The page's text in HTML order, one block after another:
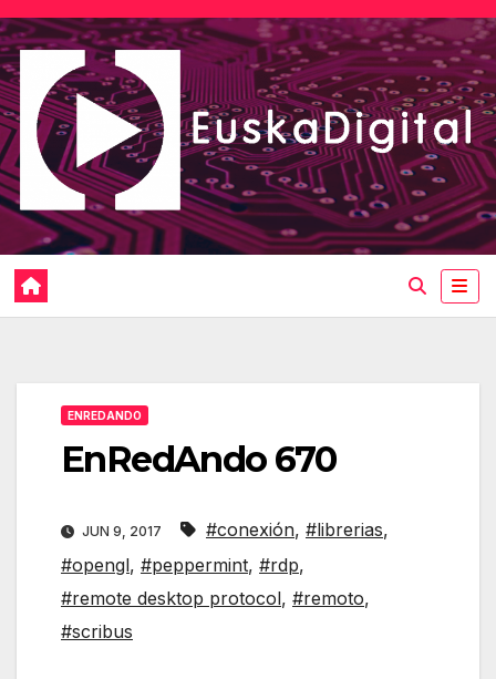
Saltar
al
contenido
ENREDANDO
EnRedAndo 670
JUN 9, 2017 #conexión, #librerias,
#opengl, #peppermint, #rdp,
#remote desktop protocol, #remoto,
#scribus